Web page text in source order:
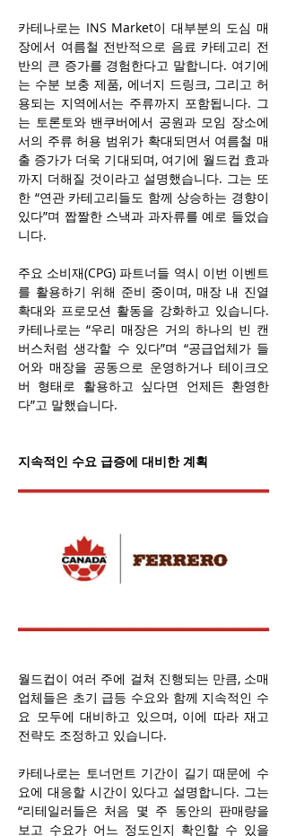
카테나로는 INS Market이 대부분의 도심 매
장에서 여름철 전반적으로 음료 카테고리 전
반의 큰 증가를 경험한다고 말합니다. 여기에
는 수분 보충 제품, 에너지 드링크, 그리고 허
용되는 지역에서는 주류까지 포함됩니다. 그
는 토론토와 밴쿠버에서 공원과 모임 장소에
서의 주류 허용 범위가 확대되면서 여름철 매
출 증가가 더욱 기대되며, 여기에 월드컵 효과
까지 더해질 것이라고 설명했습니다. 그는 또
한 “연관 카테고리들도 함께 상승하는 경향이
있다”며 짭짤한 스낵과 과자류를 예로 들었습
니다.
주요 소비재(CPG) 파트너들 역시 이번 이벤트
를 활용하기 위해 준비 중이며, 매장 내 진열
확대와 프로모션 활동을 강화하고 있습니다.
카테나로는 “우리 매장은 거의 하나의 빈 캔
버스처럼 생각할 수 있다”며 “공급업체가 들
어와 매장을 공동으로 운영하거나 테이크오
버 형태로 활용하고 싶다면 언제든 환영한
다”고 말했습니다.
지속적인 수요 급증에 대비한 계획
월드컵이 여러 주에 걸쳐 진행되는 만큼, 소매
업체들은 초기 급등 수요와 함께 지속적인 수
요 모두에 대비하고 있으며, 이에 따라 재고
전략도 조정하고 있습니다.
카테나로는 토너먼트 기간이 길기 때문에 수
요에 대응할 시간이 있다고 설명합니다. 그는
“리테일러들은 처음 몇 주 동안의 판매량을
보고 수요가 어느 정도인지 확인할 수 있을